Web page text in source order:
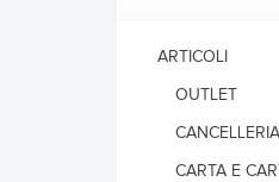
ARTICOLI
OUTLET
CANCELLERIA
CARTA E